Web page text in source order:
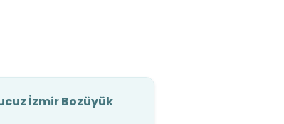
İzmir Bozüyük